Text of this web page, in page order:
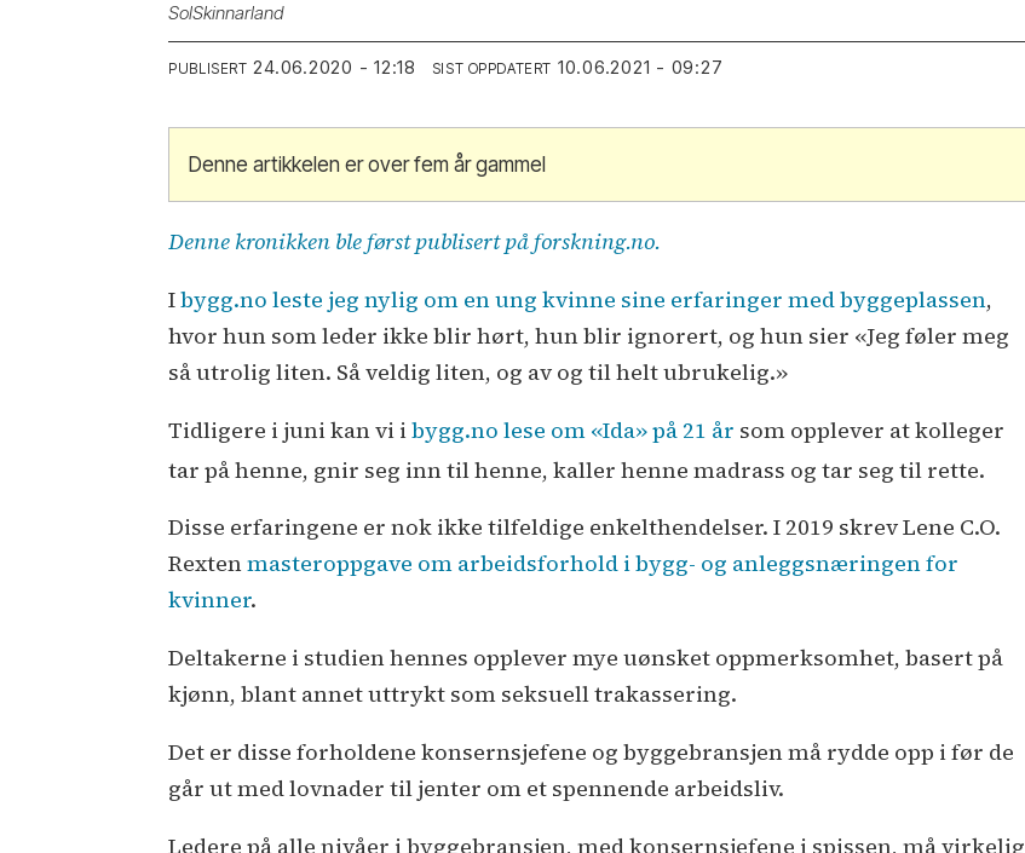
SolSkinnarland
PUBLISERT 24.06.2020 - 12:18 SIST OPPDATERT 10.06.2021 - 09:27
Denne artikkelen er over fem år gammel
Denne kronikken ble først publisert på forskning.no.
Ibygg.no leste jeg nylig om en ung kvinne sine erfaringer med byggeplassen,
hvor hun som leder ikke blir hørt, hun blir ignorert, og hun sier «Jeg føler meg
så utrolig liten. Så veldig liten, og av og til helt ubrukelig.»
Tidligere i juni kan vi ibygg.no lese om «Ida» på 21 år som opplever at kolleger
tar på henne, gnir seg inn til henne, kaller henne madrass og tar seg til rette.
Disse erfaringene er nok ikke tilfeldige enkelthendelser. I 2019 skrev Lene C.O.
Rextenmasteroppgave om arbeidsforhold i bygg- og anleggsnæringen for
kvinner.
Deltakerne i studien hennes opplever mye uønsket oppmerksomhet, basert på
kjønn, blant annet uttrykt som seksuell trakassering.
Det er disse forholdene konsernsjefene og byggebransjen må rydde opp i før de
går ut med lovnader til jenter om et spennende arbeidsliv.
Ledere på alle nivåer i byggebransjen, med konsernsjefene i spissen, må virkelig